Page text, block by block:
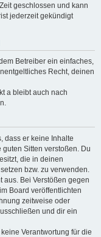
geschlossen und kann
jederzeit gekündigt
Betreiber ein einfaches,
Recht, deinen
a bleibt auch nach
dass er keine Inhalte
Sitten verstoßen. Du
die in deinen
bzw. zu verwenden.
aus. Bei Verstößen gegen
Board veröffentlichten
zeitweise oder
und dir ein
Verantwortung für die